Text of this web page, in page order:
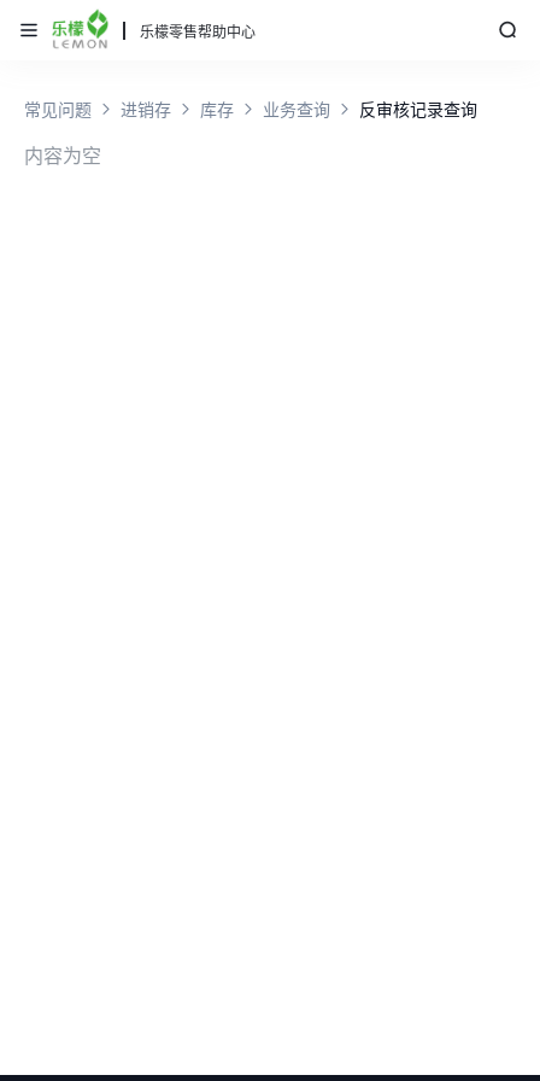
乐檬零售帮助中心
常见问题 进销存 库存 业务查询 反审核记录查询
内容为空